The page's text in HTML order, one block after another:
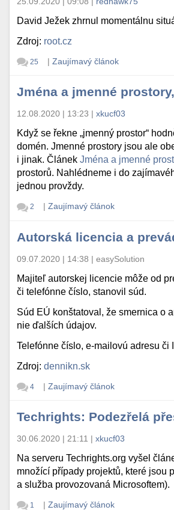
David Ježek zhrnul momentálnu
Zdroj: root.cz
25 | Zaujímavý článok
Jména a jmenné
12.08.2020 | 13:23 | xkucf03
Když se řekne „jmenný prostor“
domén. Jmenné prostory jsou ale
i jinak. Článek Jména a jmenné
prostorů. Nahlédneme i do
jednou provždy.
2 | Zaujímavý článok
Autorská licencia a
09.07.2020 | 14:38 | easySolution
Majiteľ autorskej licencie môže od
či telefónne číslo, stanovil súd.
Súd EÚ konštatoval, že smernica o
nie ďalších údajov.
Telefónne číslo, e-mailovú adresu
Zdroj: dennikn.sk
4 | Zaujímavý článok
Techrights: Podezřelá
30.06.2020 | 21:11 | xkucf03
Na serveru Techrights.org vyšel
množící případy projektů, které jsou
a služba provozovaná Microsoftem).
1 | Zaujímavý článok